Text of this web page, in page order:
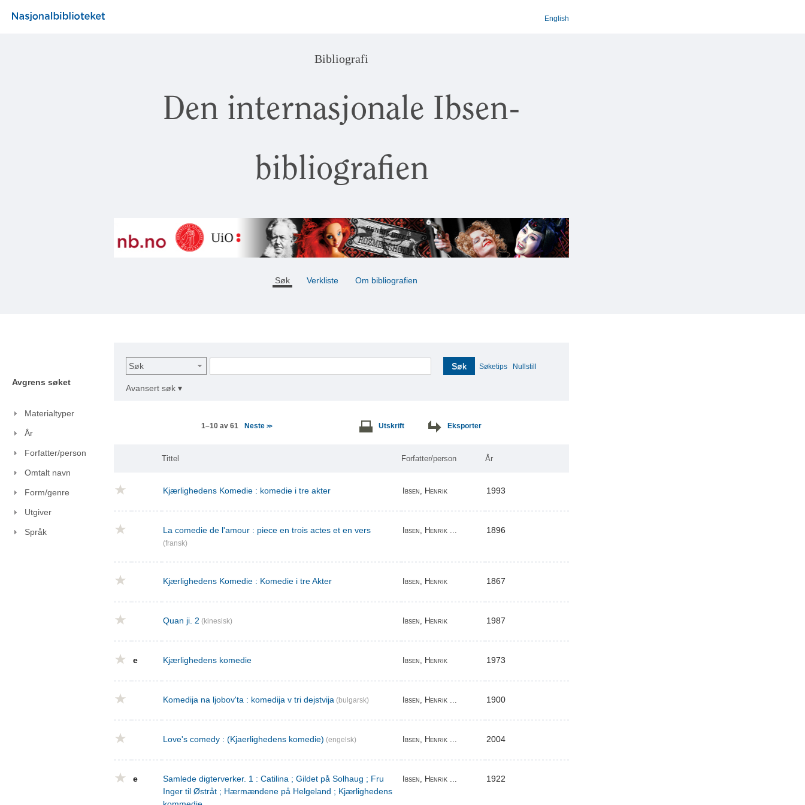
English
Bibliografi
Den internasjonale Ibsen-
bibliografien
Søk Verkliste Om bibliografien
Avgrens søket
Materialtyper
År
Forfatter/person
Omtalt navn
Form/genre
Utgiver
Språk
Søk Søk Søketips Nullstill
Avansert søk ▾
1–10 av 61 Neste>> Utskrift Eksporter
Tittel Forfatter/person År
Kjærlighedens Komedie : komedie i tre akter Ibsen, Henrik 1993
La comedie de l'amour : piece en trois actes et en vers
(fransk)
Ibsen, Henrik ... 1896
Kjærlighedens Komedie : Komedie i tre Akter Ibsen, Henrik 1867
Quan ji. 2 (kinesisk) Ibsen, Henrik 1987
e Kjærlighedens komedie Ibsen, Henrik 1973
Komedija na ljobov'ta : komedija v tri dejstvija (bulgarsk) Ibsen, Henrik ... 1900
Love's comedy : (Kjaerlighedens komedie) (engelsk) Ibsen, Henrik ... 2004
e
Samlede digterverker. 1 : Catilina ; Gildet på Solhaug ; Fru
Inger til Østråt ; Hærmændene på Helgeland ; Kjærlighedens
Ibsen, Henrik ... 1922